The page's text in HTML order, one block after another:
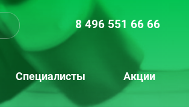
8 496 551 66 66
Специалисты Акции